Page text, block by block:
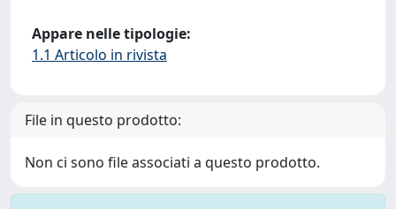
Appare nelle tipologie:
1.1 Articolo in rivista
File in questo prodotto:
Non ci sono file associati a questo prodotto.